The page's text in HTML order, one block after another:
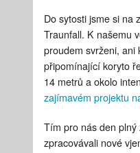
Do sytosti jsme si na
Traunfall. K našemu
proudem svrženi,
připomínající koryto
14 metrů a okolo
zajímavém projektu
Tím pro nás den
zpracovávali nové